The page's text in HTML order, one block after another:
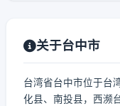
关于台中市
台湾省台中市位于台
化县、南投县，西濒